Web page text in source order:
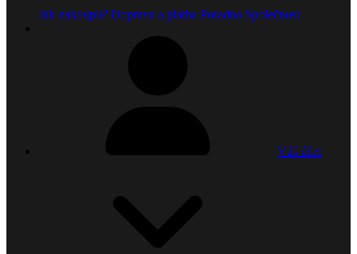
Jak nakoupit? Doprava a platba Poradna Společnost
Váš účet